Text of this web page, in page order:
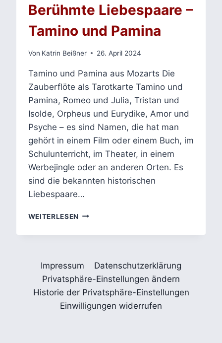
Berühmte Liebespaare –
Tamino und Pamina
Von Katrin Beißner 26. April 2024
Tamino und Pamina aus Mozarts Die
Zauberflöte als Tarotkarte Tamino und
Pamina, Romeo und Julia, Tristan und
Isolde, Orpheus und Eurydike, Amor und
Psyche – es sind Namen, die hat man
gehört in einem Film oder einem Buch, im
Schulunterricht, im Theater, in einem
Werbejingle oder an anderen Orten. Es
sind die bekannten historischen
Liebespaare…
WEITERLESEN BERÜHMTE
–
PAMINA
Impressum
Datenschutzerklärung
Privatsphäre-Einstellungen ändern
Historie der Privatsphäre-Einstellungen
Einwilligungen widerrufen